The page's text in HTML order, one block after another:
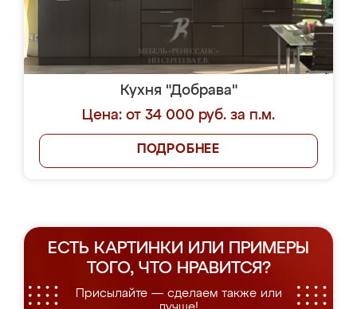
Кухня "Добрава"
Цена: от 34 000 руб. за п.м.
ПОДРОБНЕЕ
ЕСТЬ КАРТИНКИ ИЛИ ПРИМЕРЫ
ТОГО, ЧТО НРАВИТСЯ?
Присылайте — сделаем также или